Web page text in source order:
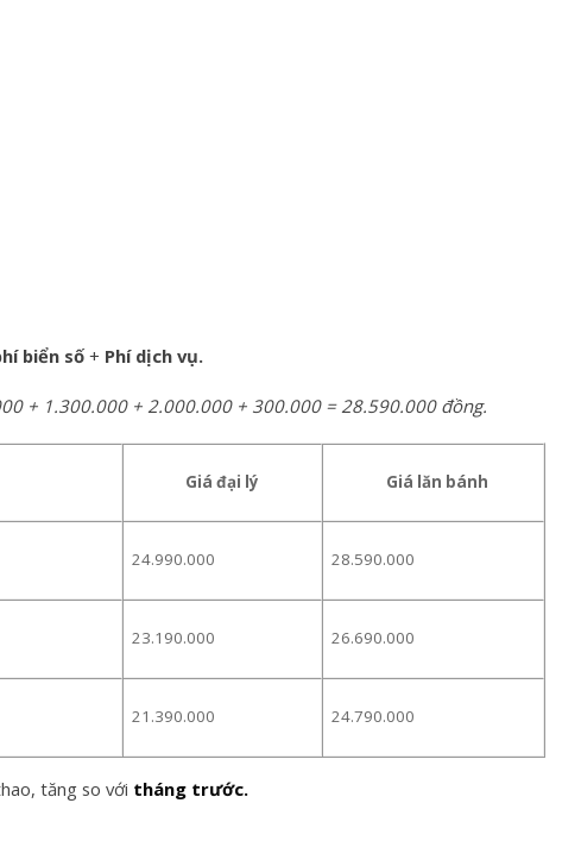
biển số+ Phí dịch vụ.
+ 1.300.000 + 2.000.000 + 300.000 = 28.590.000 đồng.
Giá đại lý Giá lăn bánh
24.990.000 28.590.000
23.190.000 26.690.000
21.390.000 24.790.000
tăng so với tháng trước.